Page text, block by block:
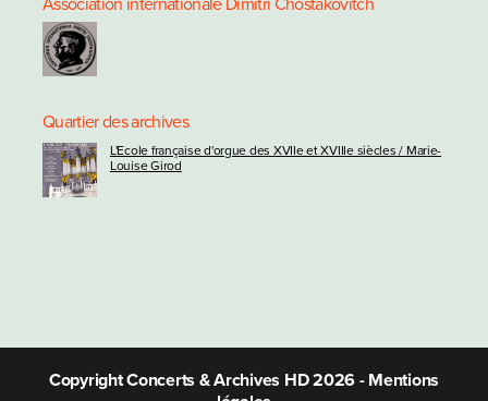
Quartier des archives
L'Ecole française d'orgue des XVIIe et XVIIIe siècles / Marie-
Louise Girod
Copyright Concerts & Archives HD 2026 - Mentions